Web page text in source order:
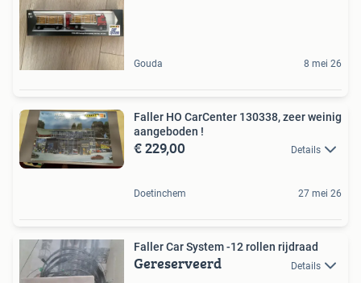
Gouda 8 mei 26
Faller HO CarCenter 130338, zeer weinig
aangeboden !
€ 229,00 Details
Doetinchem 27 mei 26
Faller Car System -12 rollen rijdraad
Gereserveerd Details